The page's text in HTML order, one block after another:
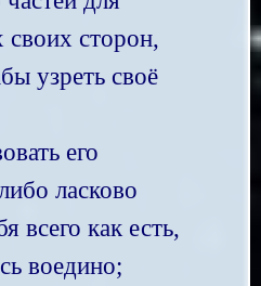
своих сторон,
узреть своё
его
ласково
всего как есть,
воедино;